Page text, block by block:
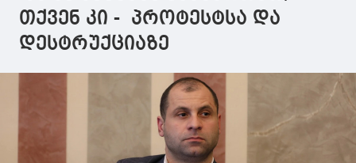
თქვენ კი - პროტესტსა და
დესტრუქციაზე